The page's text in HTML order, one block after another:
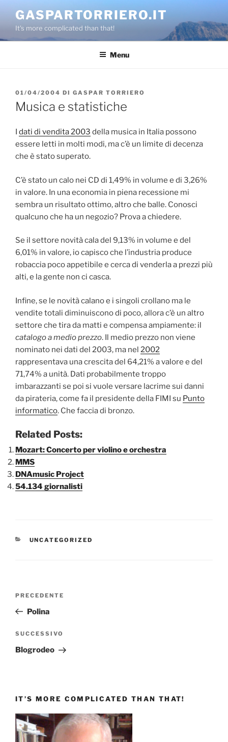
contenuto
GASPARTORRIERO.IT
It's more complicated than that!
Menu
PUBBLICATO
IL
01/04/2004 DI GASPAR TORRIERO
Musica e statistiche
I dati di vendita 2003 della musica in Italia possono
essere letti in molti modi, ma c’è un limite di decenza
che è stato superato.
C’è stato un calo nei CD di 1,49% in volume e di 3,26%
in valore. In una economia in piena recessione mi
sembra un risultato ottimo, altro che balle. Conosci
qualcuno che ha un negozio? Prova a chiedere.
Se il settore novità cala del 9,13% in volume e del
6,01% in valore, io capisco che l’industria produce
robaccia poco appetibile e cerca di venderla a prezzi più
alti, e la gente non ci casca.
Infine, se le novità calano e i singoli crollano ma le
vendite totali diminuiscono di poco, allora c’è un altro
settore che tira da matti e compensa ampiamente: il
catalogo a medio prezzo. Il medio prezzo non viene
nominato nei dati del 2003, ma nel 2002
rappresentava una crescita del 64,21% a valore e del
71,74% a unità. Dati probabilmente troppo
imbarazzanti se poi si vuole versare lacrime sui danni
da pirateria, come fa il presidente della FIMI su Punto
informatico. Che faccia di bronzo.
Related Posts:
Mozart: Concerto per violino e orchestra
MMS
DNAmusic Project
54.134 giornalisti
CATEGORIE
UNCATEGORIZED
Articolo
precedente:
PRECEDENTE
Polina
Articolo
successivo
SUCCESSIVO
Blogrodeo
IT’S MORE COMPLICATED THAN THAT!